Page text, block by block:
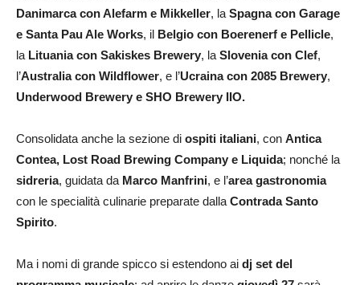
Danimarca con Alefarm e Mikkeller, la Spagna con Garage
e Santa Pau Ale Works, il Belgio con Boerenerf e Pellicle,
la Lituania con Sakiskes Brewery, la Slovenia con Clef,
l’Australia con Wildflower, e l’Ucraina con 2085 Brewery,
Underwood Brewery e SHO Brewery IIO.
Consolidata anche la sezione di ospiti italiani, con Antica
Contea, Lost Road Brewing Company e Liquida; nonché la
sidreria, guidata da Marco Manfrini, e l’area gastronomia
con le specialità culinarie preparate dalla Contrada Santo
Spirito.
Ma i nomi di grande spicco si estendono ai dj set del